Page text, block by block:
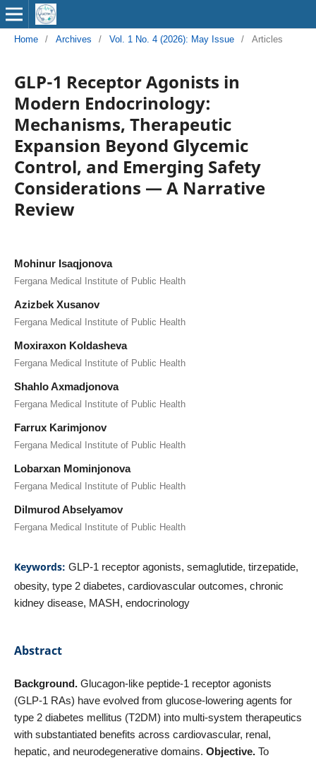
Home / Archives / Vol. 1 No. 4 (2026): May Issue / Articles
GLP-1 Receptor Agonists in
Modern Endocrinology:
Mechanisms, Therapeutic
Expansion Beyond Glycemic
Control, and Emerging Safety
Considerations — A Narrative
Review
Mohinur Isaqjonova
Fergana Medical Institute of Public Health
Azizbek Xusanov
Fergana Medical Institute of Public Health
Moxiraxon Koldasheva
Fergana Medical Institute of Public Health
Shahlo Axmadjonova
Fergana Medical Institute of Public Health
Farrux Karimjonov
Fergana Medical Institute of Public Health
Lobarxan Mominjonova
Fergana Medical Institute of Public Health
Dilmurod Abselyamov
Fergana Medical Institute of Public Health
Keywords: GLP-1 receptor agonists, semaglutide, tirzepatide,
obesity, type 2 diabetes, cardiovascular outcomes, chronic
kidney disease, MASH, endocrinology
Abstract
Background. Glucagon-like peptide-1 receptor agonists
(GLP-1 RAs) have evolved from glucose-lowering agents for
type 2 diabetes mellitus (T2DM) into multi-system therapeutics
with substantiated benefits across cardiovascular, renal,
hepatic, and neurodegenerative domains. Objective. To